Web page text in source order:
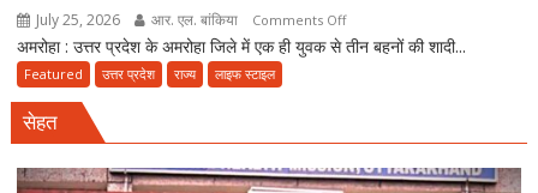
July 25, 2026 आर. एल. बांकिया Comments Offon
अमरोहा
शादी
अमरोहा : उत्तर प्रदेश के अमरोहा जिले में एक ही युवक से तीन बहनों की शादी...
Featured उत्तर प्रदेश राज्य लाइफ स्टाइल
सेहत